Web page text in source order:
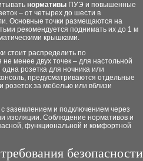
нормативы ПУЭ и повышенные
– от четырех до шести в
Основные точки размещаются на
рекомендуется поднимать их до 1 м
крышками.
стоит распределить по
менее двух точек – для настольной
розетка для ночника или
предусматриваются отдельные
розеток за мебелью или вблизи
заземлением и подключением через
изоляции. Соблюдение нормативов и
функциональной и комфортной
безопасности